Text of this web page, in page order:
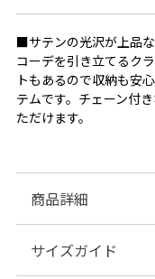
■サテンの光沢が上品
コーデを引き立てるク
トもあるので収納も安
テムです。チェーン付
ただけます。
商品詳細
■素材上品なサテン生
サイズガイド